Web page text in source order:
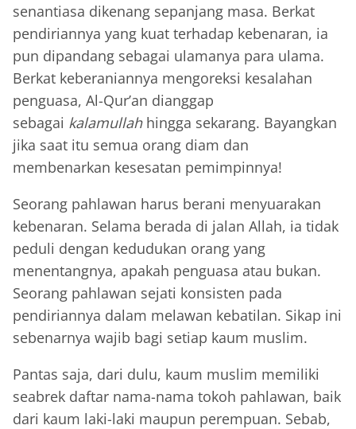
senantiasa dikenang sepanjang masa. Berkat
pendiriannya yang kuat terhadap kebenaran, ia
pun dipandang sebagai ulamanya para ulama.
Berkat keberaniannya mengoreksi kesalahan
penguasa, Al-Qur’an dianggap
sebagai kalamullahhingga sekarang. Bayangkan
jika saat itu semua orang diam dan
membenarkan kesesatan pemimpinnya!
Seorang pahlawan harus berani menyuarakan
kebenaran. Selama berada di jalan Allah, ia tidak
peduli dengan kedudukan orang yang
menentangnya, apakah penguasa atau bukan.
Seorang pahlawan sejati konsisten pada
pendiriannya dalam melawan kebatilan. Sikap ini
sebenarnya wajib bagi setiap kaum muslim.
Pantas saja, dari dulu, kaum muslim memiliki
seabrek daftar nama-nama tokoh pahlawan, baik
dari kaum laki-laki maupun perempuan. Sebab,